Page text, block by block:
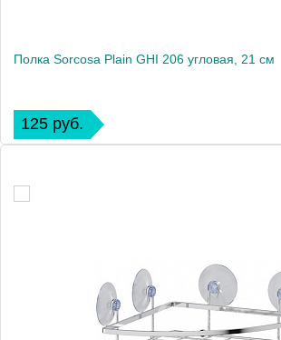
Полка Sorcosa Plain GHI 206 угловая, 21 см
125 руб.